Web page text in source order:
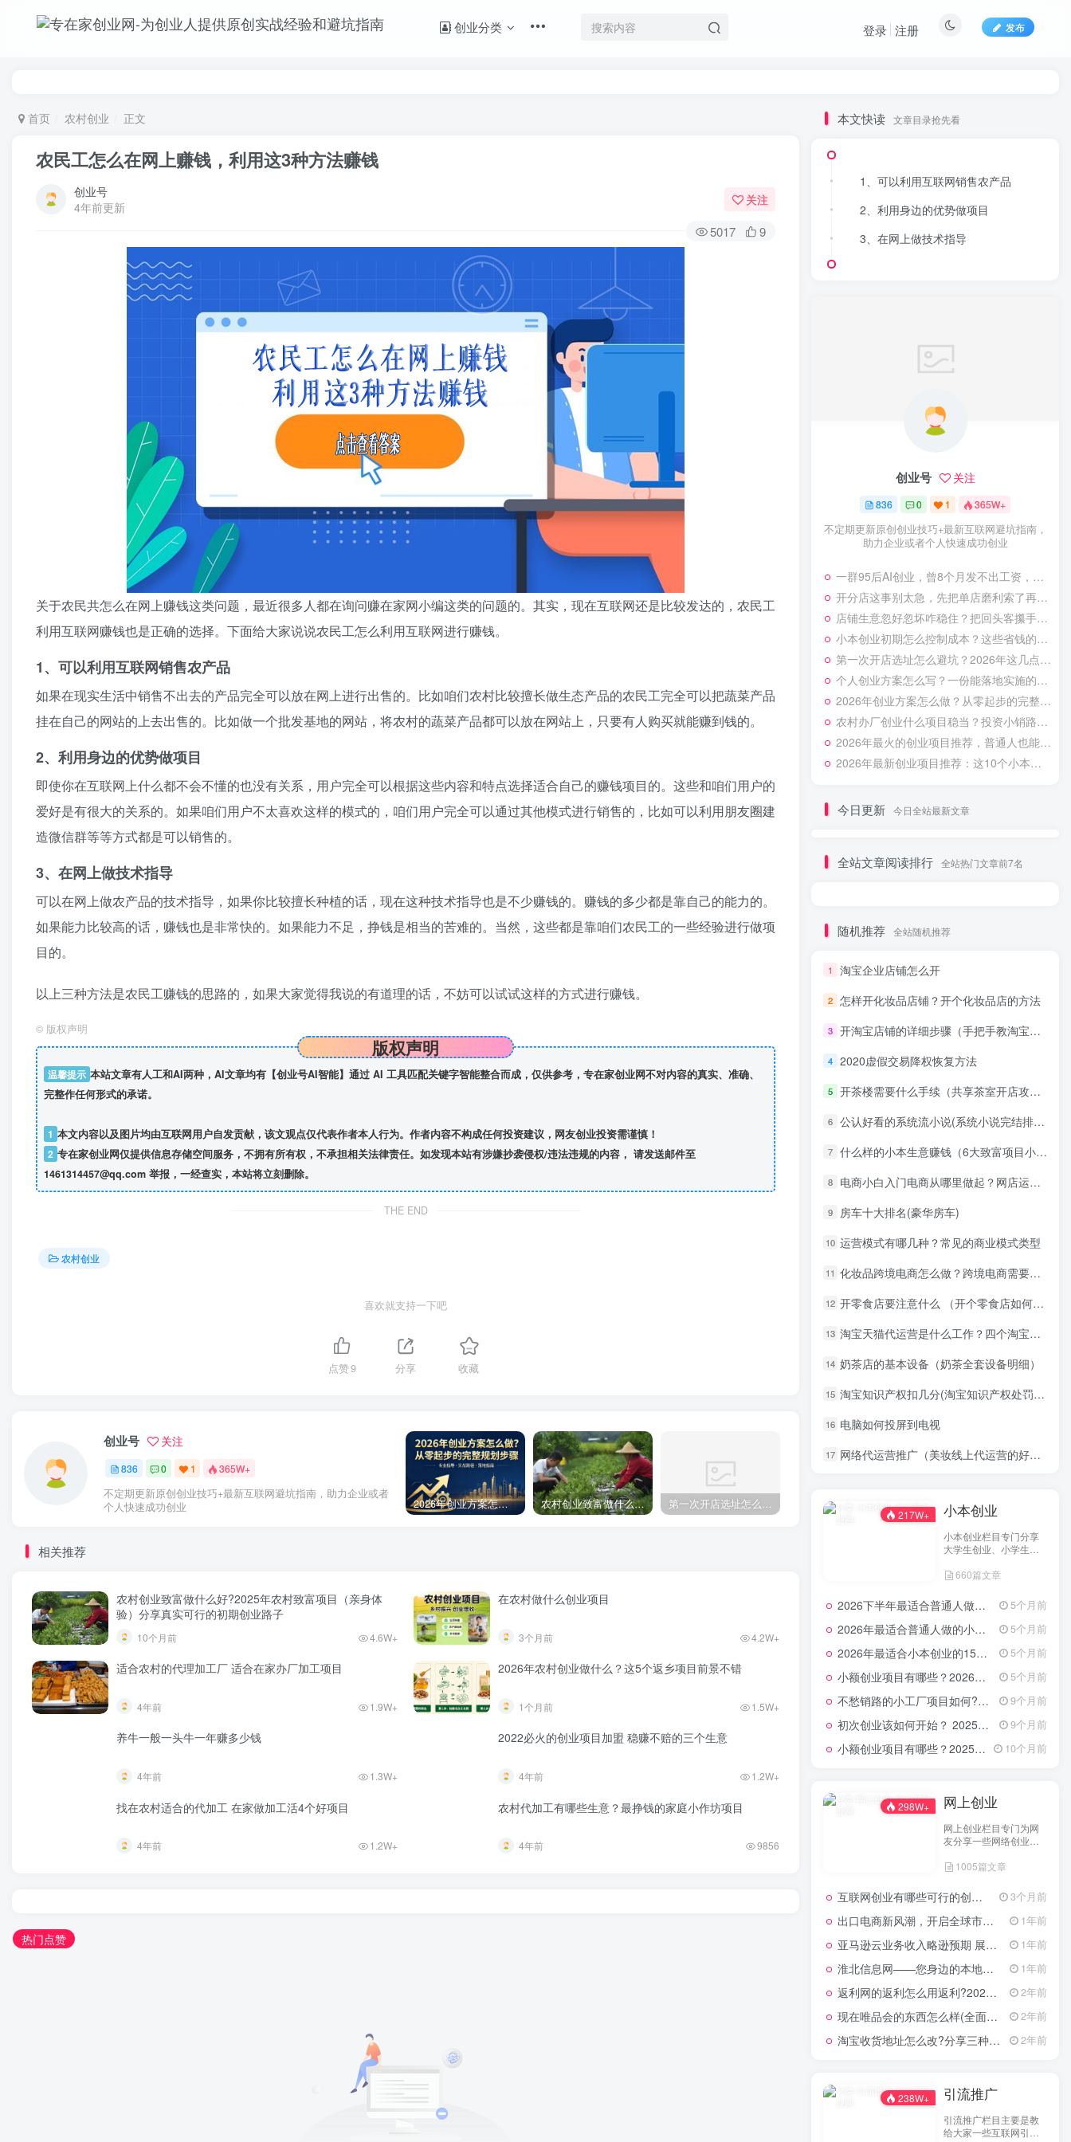
创业分类 发布
登录 注册
首页 农村创业 正文
农民工怎么在网上赚钱，利用这3种方法赚钱
创业号
4年前更新
关注
5017 9
关于农民共怎么在网上赚钱这类问题，最近很多人都在询问赚在家网小编这类的问题的。其实，现在互联网还是比较发达的，农民工
利用互联网赚钱也是正确的选择。下面给大家说说农民工怎么利用互联网进行赚钱。
1、可以利用互联网销售农产品
如果在现实生活中销售不出去的产品完全可以放在网上进行出售的。比如咱们农村比较擅长做生态产品的农民工完全可以把蔬菜产品
挂在自己的网站的上去出售的。比如做一个批发基地的网站，将农村的蔬菜产品都可以放在网站上，只要有人购买就能赚到钱的。
2、利用身边的优势做项目
即使你在互联网上什么都不会不懂的也没有关系，用户完全可以根据这些内容和特点选择适合自己的赚钱项目的。这些和咱们用户的
爱好是有很大的关系的。如果咱们用户不太喜欢这样的模式的，咱们用户完全可以通过其他模式进行销售的，比如可以利用朋友圈建
造微信群等等方式都是可以销售的。
3、在网上做技术指导
可以在网上做农产品的技术指导，如果你比较擅长种植的话，现在这种技术指导也是不少赚钱的。赚钱的多少都是靠自己的能力的。
如果能力比较高的话，赚钱也是非常快的。如果能力不足，挣钱是相当的苦难的。当然，这些都是靠咱们农民工的一些经验进行做项
目的。
以上三种方法是农民工赚钱的思路的，如果大家觉得我说的有道理的话，不妨可以试试这样的方式进行赚钱。
© 版权声明
版权声明
温馨提示 本站文章有人工和AI两种，AI文章均有【创业号AI智能】通过 AI 工具匹配关键字智能整合而成，仅供参考，专在家创业网不对内容的真实、准确、
完整作任何形式的承诺。
1 本文内容以及图片均由互联网用户自发贡献，该文观点仅代表作者本人行为。作者内容不构成任何投资建议，网友创业投资需谨慎！
2 专在家创业网仅提供信息存储空间服务，不拥有所有权，不承担相关法律责任。如发现本站有涉嫌抄袭侵权/违法违规的内容， 请发送邮件至
1461314457@qq.com 举报，一经查实，本站将立刻删除。
THE END
农村创业
喜欢就支持一下吧
点赞9 分享 收藏
创业号 关注
836 0 1 365W+
不定期更新原创创业技巧+最新互联网避坑指南，助力企业或者
个人快速成功创业
2026年创业方案怎么做？从零起步的完整规划步骤 农村创业致富做什么好?2025年农村致富项目（亲身体验）分享真实可行的初期创业路子 第一次开店选址怎么避坑？2026年这几点经验让你少走弯路！ 创业指南，2026年最新10大步骤创立一个成功的初创企业
相关推荐
农村创业致富做什么好?2025年农村致富项目（亲身体
验）分享真实可行的初期创业路子
10个月前 4.6W+
在农村做什么创业项目
3个月前 4.2W+
适合农村的代理加工厂 适合在家办厂加工项目
4年前 1.9W+
2026年农村创业做什么？这5个返乡项目前景不错
1个月前 1.5W+
养牛一般一头牛一年赚多少钱
4年前 1.3W+
2022必火的创业项目加盟 稳赚不赔的三个生意
4年前 1.2W+
找在农村适合的代加工 在家做加工活4个好项目
4年前 1.2W+
农村代加工有哪些生意？最挣钱的家庭小作坊项目
4年前 9856
热门点赞
本文快读 文章目录抢先看
1、可以利用互联网销售农产品
2、利用身边的优势做项目
3、在网上做技术指导
创业号 关注
836 0 1 365W+
不定期更新原创创业技巧+最新互联网避坑指南，
助力企业或者个人快速成功创业
一群95后AI创业，曾8个月发不出工资，借助直播电商重新翻盘
开分店这事别太急，先把单店磨利索了再动，过来人的血泪教训
店铺生意忽好忽坏咋稳住？把回头客攥手里比拉新更管用
小本创业初期怎么控制成本？这些省钱的实操经验别等亏了才懂！
第一次开店选址怎么避坑？2026年这几点经验让你少走弯路！
个人创业方案怎么写？一份能落地实施的计划指南
2026年创业方案怎么做？从零起步的完整规划步骤
农村办厂创业什么项目稳当？投资小销路好的3种加工门路
2026年最火的创业项目推荐，普通人也能月入过万的方向
2026年最新创业项目推荐：这10个小本生意投资小利润高
今日更新 今日全站最新文章
全站文章阅读排行 全站热门文章前7名
随机推荐 全站随机推荐
1 淘宝企业店铺怎么开
2 怎样开化妆品店铺？开个化妆品店的方法
3 开淘宝店铺的详细步骤（手把手教淘宝上开店铺的步骤）
4 2020虚假交易降权恢复方法
5 开茶楼需要什么手续（共享茶室开店攻略）
6 公认好看的系统流小说(系统小说完结排行榜)
7 什么样的小本生意赚钱（6大致富项目小本生意）
8 电商小白入门电商从哪里做起？网店运营学到了什么
9 房车十大排名(豪华房车)
10 运营模式有哪几种？常见的商业模式类型
11 化妆品跨境电商怎么做？跨境电商需要分析哪些数据
12 开零食店要注意什么 （开个零食店如何管理）
13 淘宝天猫代运营是什么工作？四个淘宝代运营工作内容
14 奶茶店的基本设备（奶茶全套设备明细）
15 淘宝知识产权扣几分(淘宝知识产权处罚规则)
16 电脑如何投屏到电视
17 网络代运营推广（美妆线上代运营的好处）
217W+ 小本创业
小本创业栏目专门分享
大学生创业、小学生创
并为网友提供小成本创
经验分享。
660篇文章
2026下半年最适合普通人做的小生意！看完对你有收获，普通人也能月入过万的实战路子 5个月前
2026年最适合普通人做的小生意！看完对你有收获的实用清单 5个月前
2026年最适合小本创业的15大类20个项目，月入过万不是梦 5个月前
小额创业项目有哪些？2026年指南：低成本高回报的40个轻资产赛道全解析 5个月前
不愁销路的小工厂项目如何?2025年最新10种项目不愁销路 9个月前
初次创业该如何开始？ 2025年最新适合年轻人的低成本创业项目 9个月前
小额创业项目有哪些？2025年最新15个小额投资创业好项目 10个月前
298W+ 网上创业
网上创业栏目专门为网
友分享一些网络创业项
上创业做生意经验以及
1005篇文章
互联网创业有哪些可行的创业方案？ 3个月前
出口电商新风潮，开启全球市场的数字化之门 1年前
亚马逊云业务收入略逊预期 展望未来创新潜力依然可期 1年前
淮北信息网——您身边的本地生活服务平台 1年前
返利网的返利怎么用返利?2024年网购返利教程 2年前
现在唯品会的东西怎么样(全面评测其产品质量) 2年前
淘宝收货地址怎么改?分享三种最常见的修改方式 2年前
238W+ 引流推广
引流推广栏目主要是教
给大家一些互联网引流